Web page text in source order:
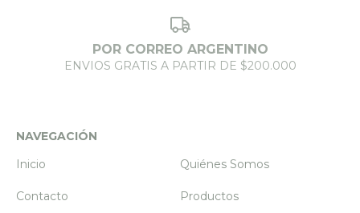
POR CORREO ARGENTINO
ENVIOS GRATIS A PARTIR DE $200.000
NAVEGACIÓN
Inicio
Quiénes Somos
Contacto Productos